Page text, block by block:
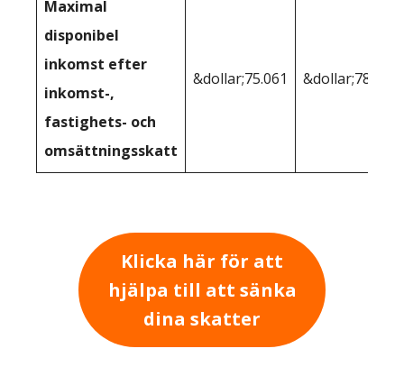
Maximal
disponibel
inkomst efter
inkomst-,
fastighets- och
omsättningsskatt
&dollar;75.061 &dollar;78,106
Klicka här för att
hjälpa till att sänka
dina skatter